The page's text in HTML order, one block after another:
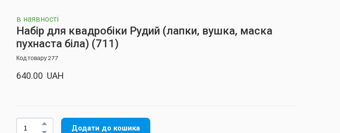
в наявності
Набір для квадробіки Рудий (лапки, вушка, маска
пухнаста біла) (711)
Код товару 277
640.00  UAH
Додати до кошика